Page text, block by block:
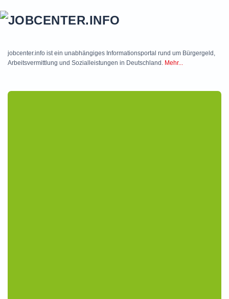
jobcenter.info ist ein unabhängiges Informationsportal rund um Bürgergeld,
Arbeitsvermittlung und Sozialleistungen in Deutschland. Mehr...